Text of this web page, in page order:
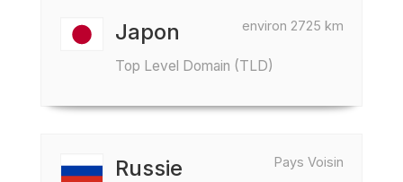
environ 2725 km
Japon
Top Level Domain (TLD)
Pays Voisin
Russie